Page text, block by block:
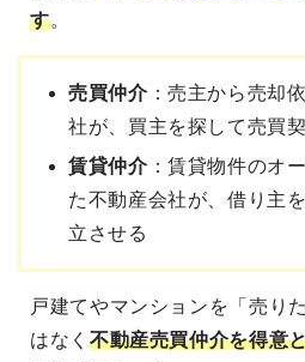
す。
売買仲介：売主から売却
社が、買主を探して売買
賃貸仲介：賃貸物件のオ
た不動産会社が、借り主
立させる
戸建てやマンションを「売り
はなく 不動産売買仲介を得意